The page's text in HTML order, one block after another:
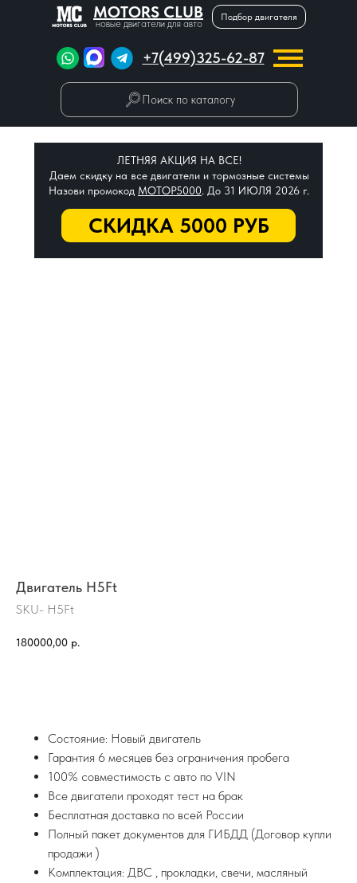
MOTORS CLUB
новые двигатели для авто
Подбор двигателя
+7(499)325-62-87
Поиск по каталогу
СКИДКА 5000 РУБ
ЛЕТНЯЯ АКЦИЯ НА ВСЕ!
Даем скидку на все двигатели и тормозные системы
Назови промокод МОТОР5000. До 31 ИЮЛЯ 2026 г.
Двигатель H5Ft
SKU- H5Ft
180000,00 р.
Состояние: Новый двигатель
Гарантия 6 месяцев без ограничения пробега
100% совместимость с авто по VIN
Все двигатели проходят тест на брак
Бесплатная доставка по всей России
Полный пакет документов для ГИБДД (Договор купли
продажи )
Комплектация: ДВС , прокладки, свечи, масляный